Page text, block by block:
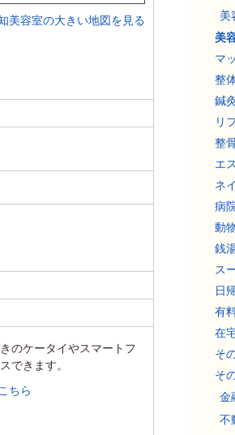
美容室の大きい地図を見る
のケータイやスマートフ
できます。
ちら
美
美
マ
整
鍼
リ
整
エ
ネ
病
動
銭
ス
日
有
在
そ
そ
金
不